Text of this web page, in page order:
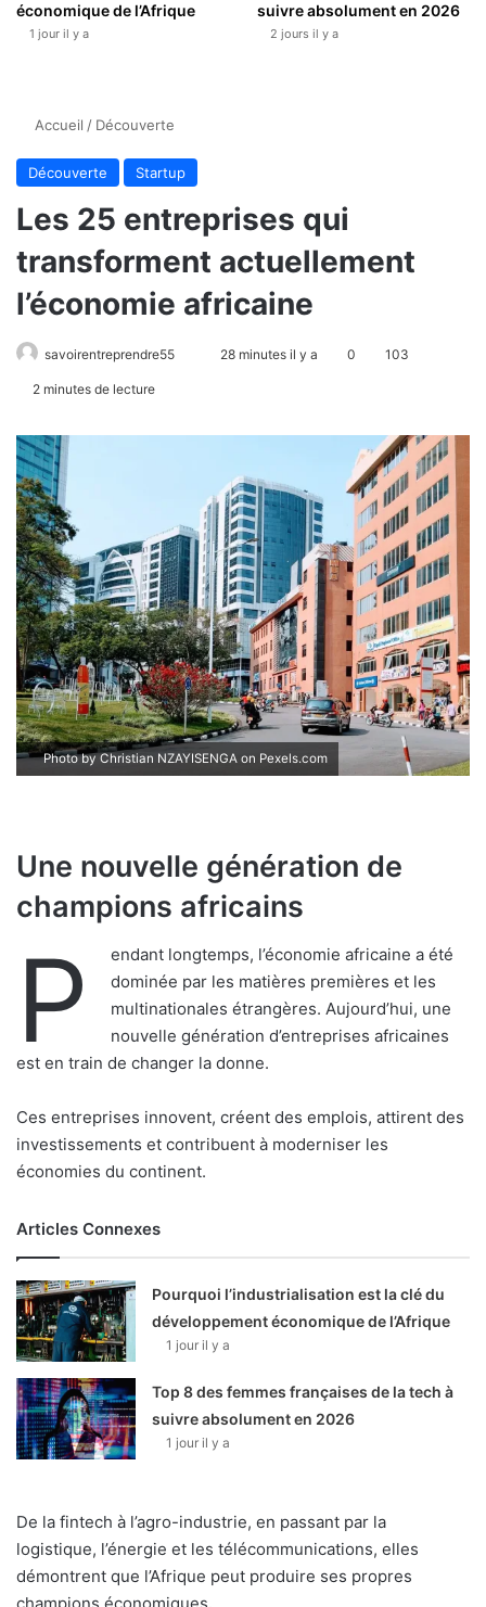
économique de l’Afrique
1 jour il y a
suivre absolument en 2026
2 jours il y a